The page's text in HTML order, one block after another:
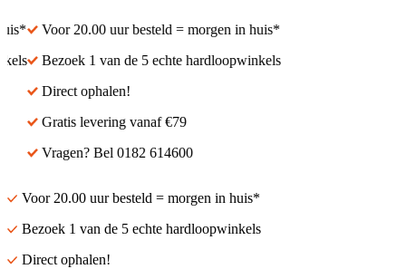
Voor 20.00 uur besteld = morgen in huis*
Bezoek 1 van de 5 echte hardloopwinkels
Direct ophalen!
Gratis levering vanaf €79
Vragen? Bel 0182 614600
Voor 20.00 uur besteld = morgen in huis*
Bezoek 1 van de 5 echte hardloopwinkels
Direct ophalen!